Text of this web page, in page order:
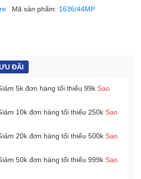
Mã sản phẩm: 1636/44MP
ĐÃI
5k đơn hàng tối thiểu 99k Sao
10k đơn hàng tối thiểu 250k Sao
20k đơn hàng tối thiểu 500k Sao
50k đơn hàng tối thiểu 999k Sao